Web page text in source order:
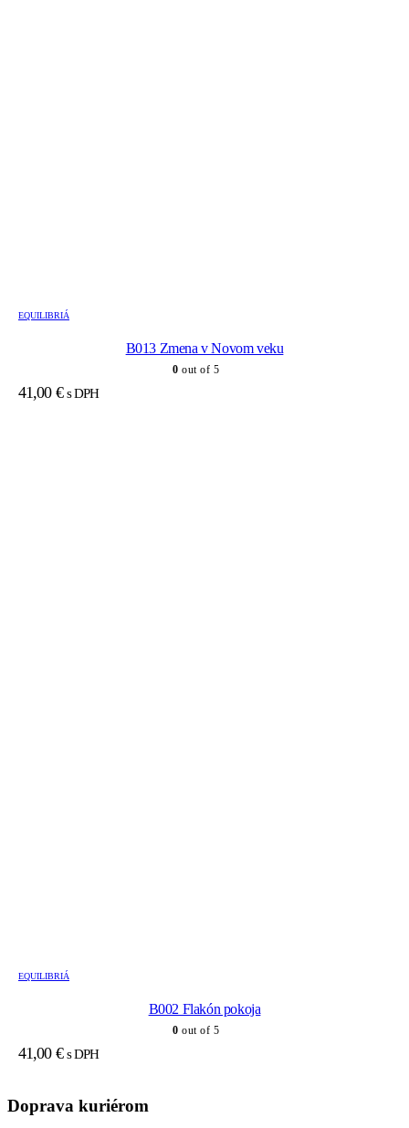
EQUILIBRIÁ
B013 Zmena v Novom veku
0 out of 5
41,00 € s DPH
EQUILIBRIÁ
B002 Flakón pokoja
0 out of 5
41,00 € s DPH
Doprava kuriérom